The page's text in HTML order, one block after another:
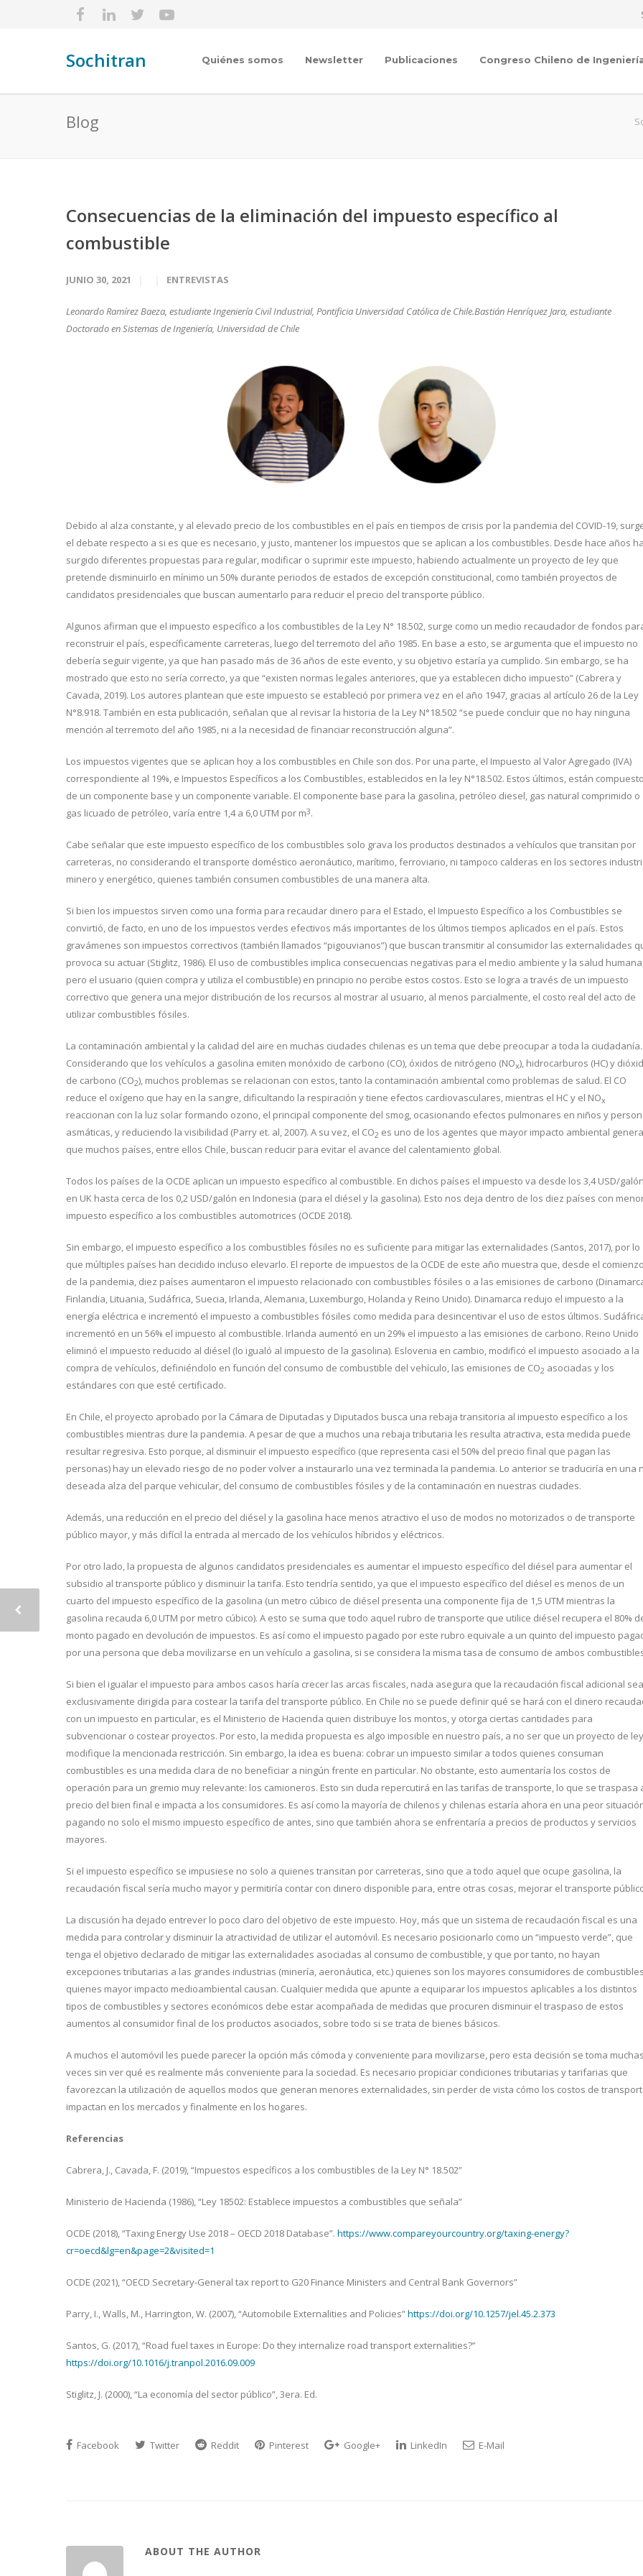
Sochitran Quiénes somos Newsletter Publicaciones Congreso Chileno de
Blog
Consecuencias de la eliminación del impuesto específico al
combustible
JUNIO 30, 2021 ENTREVISTAS
Leonardo Ramírez Baeza, estudiante Ingeniería Civil Industrial, Pontificia Universidad Católica de Chile.Bastián Henríquez Jara, estudiante
Doctorado en Sistemas de Ingeniería, Universidad de Chile
Debido al alza constante, y al elevado precio de los combustibles en el país en tiempos de crisis por la pandemia del COVID-19,
el debate respecto a si es que es necesario, y justo, mantener los impuestos que se aplican a los combustibles. Desde hace años
surgido diferentes propuestas para regular, modificar o suprimir este impuesto, habiendo actualmente un proyecto de ley que
pretende disminuirlo en mínimo un 50% durante periodos de estados de excepción constitucional, como también proyectos de
candidatos presidenciales que buscan aumentarlo para reducir el precio del transporte público.
Algunos afirman que el impuesto específico a los combustibles de la Ley N° 18.502, surge como un medio recaudador de fondos
reconstruir el país, específicamente carreteras, luego del terremoto del año 1985. En base a esto, se argumenta que el impuesto no
debería seguir vigente, ya que han pasado más de 36 años de este evento, y su objetivo estaría ya cumplido. Sin embargo, se ha
mostrado que esto no sería correcto, ya que “existen normas legales anteriores, que ya establecen dicho impuesto” (Cabrera y
Cavada, 2019). Los autores plantean que este impuesto se estableció por primera vez en el año 1947, gracias al artículo 26 de la Ley
N°8.918. También en esta publicación, señalan que al revisar la historia de la Ley N°18.502 “se puede concluir que no hay ninguna
mención al terremoto del año 1985, ni a la necesidad de financiar reconstrucción alguna”.
Los impuestos vigentes que se aplican hoy a los combustibles en Chile son dos. Por una parte, el Impuesto al Valor Agregado (IVA)
correspondiente al 19%, e Impuestos Específicos a los Combustibles, establecidos en la ley N°18.502. Estos últimos, están
de un componente base y un componente variable. El componente base para la gasolina, petróleo diesel, gas natural comprimido o
gas licuado de petróleo, varía entre 1,4 a 6,0 UTM por m3.
Cabe señalar que este impuesto específico de los combustibles solo grava los productos destinados a vehículos que transitan por
carreteras, no considerando el transporte doméstico aeronáutico, marítimo, ferroviario, ni tampoco calderas en los sectores
minero y energético, quienes también consumen combustibles de una manera alta.
Si bien los impuestos sirven como una forma para recaudar dinero para el Estado, el Impuesto Específico a los Combustibles se
convirtió, de facto, en uno de los impuestos verdes efectivos más importantes de los últimos tiempos aplicados en el país. Estos
gravámenes son impuestos correctivos (también llamados “pigouvianos”) que buscan transmitir al consumidor las externalidades
provoca su actuar (Stiglitz, 1986). El uso de combustibles implica consecuencias negativas para el medio ambiente y la salud
pero el usuario (quien compra y utiliza el combustible) en principio no percibe estos costos. Esto se logra a través de un impuesto
correctivo que genera una mejor distribución de los recursos al mostrar al usuario, al menos parcialmente, el costo real del acto de
utilizar combustibles fósiles.
La contaminación ambiental y la calidad del aire en muchas ciudades chilenas es un tema que debe preocupar a toda la ciudadanía.
Considerando que los vehículos a gasolina emiten monóxido de carbono (CO), óxidos de nitrógeno (NOx), hidrocarburos (HC) y
de carbono (CO2), muchos problemas se relacionan con estos, tanto la contaminación ambiental como problemas de salud. El CO
reduce el oxígeno que hay en la sangre, dificultando la respiración y tiene efectos cardiovasculares, mientras el HC y el NOx
reaccionan con la luz solar formando ozono, el principal componente del smog, ocasionando efectos pulmonares en niños y
asmáticas, y reduciendo la visibilidad (Parry et. al, 2007). A su vez, el CO2 es uno de los agentes que mayor impacto ambiental
que muchos países, entre ellos Chile, buscan reducir para evitar el avance del calentamiento global.
Todos los países de la OCDE aplican un impuesto específico al combustible. En dichos países el impuesto va desde los 3,4 USD/
en UK hasta cerca de los 0,2 USD/galón en Indonesia (para el diésel y la gasolina). Esto nos deja dentro de los diez países con
impuesto específico a los combustibles automotrices (OCDE 2018).
Sin embargo, el impuesto específico a los combustibles fósiles no es suficiente para mitigar las externalidades (Santos, 2017), por lo
que múltiples países han decidido incluso elevarlo. El reporte de impuestos de la OCDE de este año muestra que, desde el
de la pandemia, diez países aumentaron el impuesto relacionado con combustibles fósiles o a las emisiones de carbono
Finlandia, Lituania, Sudáfrica, Suecia, Irlanda, Alemania, Luxemburgo, Holanda y Reino Unido). Dinamarca redujo el impuesto a la
energía eléctrica e incrementó el impuesto a combustibles fósiles como medida para desincentivar el uso de estos últimos.
incrementó en un 56% el impuesto al combustible. Irlanda aumentó en un 29% el impuesto a las emisiones de carbono. Reino Unido
eliminó el impuesto reducido al diésel (lo igualó al impuesto de la gasolina). Eslovenia en cambio, modificó el impuesto asociado a la
compra de vehículos, definiéndolo en función del consumo de combustible del vehículo, las emisiones de CO2 asociadas y los
estándares con que esté certificado.
En Chile, el proyecto aprobado por la Cámara de Diputadas y Diputados busca una rebaja transitoria al impuesto específico a los
combustibles mientras dure la pandemia. A pesar de que a muchos una rebaja tributaria les resulta atractiva, esta medida puede
resultar regresiva. Esto porque, al disminuir el impuesto específico (que representa casi el 50% del precio final que pagan las
personas) hay un elevado riesgo de no poder volver a instaurarlo una vez terminada la pandemia. Lo anterior se traduciría en una
deseada alza del parque vehicular, del consumo de combustibles fósiles y de la contaminación en nuestras ciudades.
Además, una reducción en el precio del diésel y la gasolina hace menos atractivo el uso de modos no motorizados o de transporte
público mayor, y más difícil la entrada al mercado de los vehículos híbridos y eléctricos.
Por otro lado, la propuesta de algunos candidatos presidenciales es aumentar el impuesto específico del diésel para aumentar el
subsidio al transporte público y disminuir la tarifa. Esto tendría sentido, ya que el impuesto específico del diésel es menos de un
cuarto del impuesto específico de la gasolina (un metro cúbico de diésel presenta una componente fija de 1,5 UTM mientras la
gasolina recauda 6,0 UTM por metro cúbico). A esto se suma que todo aquel rubro de transporte que utilice diésel recupera el 80%
monto pagado en devolución de impuestos. Es así como el impuesto pagado por este rubro equivale a un quinto del impuesto
por una persona que deba movilizarse en un vehículo a gasolina, si se considera la misma tasa de consumo de ambos
Si bien el igualar el impuesto para ambos casos haría crecer las arcas fiscales, nada asegura que la recaudación fiscal adicional sea
exclusivamente dirigida para costear la tarifa del transporte público. En Chile no se puede definir qué se hará con el dinero
con un impuesto en particular, es el Ministerio de Hacienda quien distribuye los montos, y otorga ciertas cantidades para
subvencionar o costear proyectos. Por esto, la medida propuesta es algo imposible en nuestro país, a no ser que un proyecto de ley
modifique la mencionada restricción. Sin embargo, la idea es buena: cobrar un impuesto similar a todos quienes consuman
combustibles es una medida clara de no beneficiar a ningún frente en particular. No obstante, esto aumentaría los costos de
operación para un gremio muy relevante: los camioneros. Esto sin duda repercutirá en las tarifas de transporte, lo que se traspasa
precio del bien final e impacta a los consumidores. Es así como la mayoría de chilenos y chilenas estaría ahora en una peor
pagando no solo el mismo impuesto específico de antes, sino que también ahora se enfrentaría a precios de productos y servicios
mayores.
Si el impuesto específico se impusiese no solo a quienes transitan por carreteras, sino que a todo aquel que ocupe gasolina, la
recaudación fiscal sería mucho mayor y permitiría contar con dinero disponible para, entre otras cosas, mejorar el transporte
La discusión ha dejado entrever lo poco claro del objetivo de este impuesto. Hoy, más que un sistema de recaudación fiscal es una
medida para controlar y disminuir la atractividad de utilizar el automóvil. Es necesario posicionarlo como un “impuesto verde”, que
tenga el objetivo declarado de mitigar las externalidades asociadas al consumo de combustible, y que por tanto, no hayan
excepciones tributarias a las grandes industrias (minería, aeronáutica, etc.) quienes son los mayores consumidores de
quienes mayor impacto medioambiental causan. Cualquier medida que apunte a equiparar los impuestos aplicables a los distintos
tipos de combustibles y sectores económicos debe estar acompañada de medidas que procuren disminuir el traspaso de estos
aumentos al consumidor final de los productos asociados, sobre todo si se trata de bienes básicos.
A muchos el automóvil les puede parecer la opción más cómoda y conveniente para movilizarse, pero esta decisión se toma
veces sin ver qué es realmente más conveniente para la sociedad. Es necesario propiciar condiciones tributarias y tarifarias que
favorezcan la utilización de aquellos modos que generan menores externalidades, sin perder de vista cómo los costos de
impactan en los mercados y finalmente en los hogares.
Referencias
Cabrera, J., Cavada, F. (2019), “Impuestos específicos a los combustibles de la Ley N° 18.502”
Ministerio de Hacienda (1986), “Ley 18502: Establece impuestos a combustibles que señala”
OCDE (2018), “Taxing Energy Use 2018 – OECD 2018 Database”. https://www.compareyourcountry.org/taxing-energy?
cr=oecd&lg=en&page=2&visited=1
OCDE (2021), “OECD Secretary-General tax report to G20 Finance Ministers and Central Bank Governors”
Parry, I., Walls, M., Harrington, W. (2007), “Automobile Externalities and Policies”https://doi.org/10.1257/jel.45.2.373
Santos, G. (2017), “Road fuel taxes in Europe: Do they internalize road transport externalities?”
https://doi.org/10.1016/j.tranpol.2016.09.009
Stiglitz, J. (2000), “La economía del sector público”, 3era. Ed.
Facebook Twitter Reddit Pinterest Google+ LinkedIn E-Mail
ABOUT THE AUTHOR